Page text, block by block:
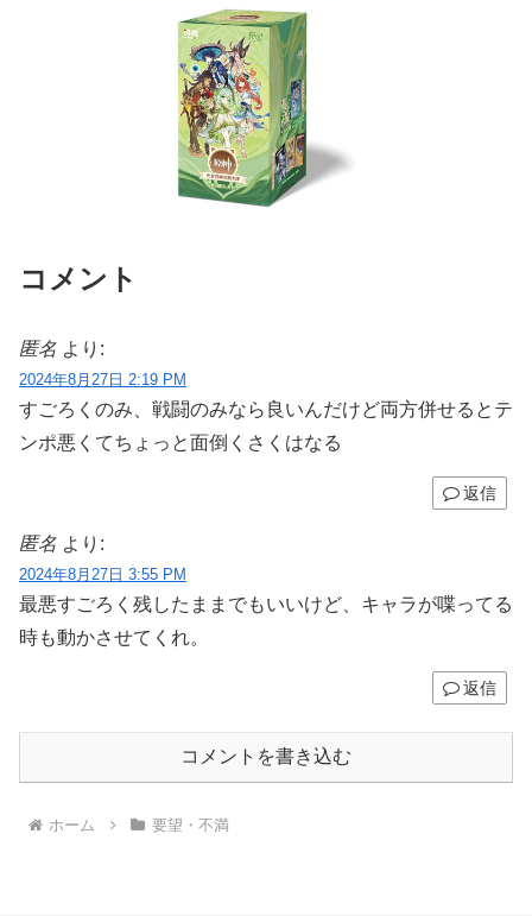
コメント
匿名 より:
2024年8月27日 2:19 PM
すごろくのみ、戦闘のみなら良いんだけど両方併せるとテ
ンポ悪くてちょっと面倒くさくはなる
返信
匿名 より:
2024年8月27日 3:55 PM
最悪すごろく残したままでもいいけど、キャラが喋ってる
時も動かさせてくれ。
返信
コメントを書き込む
ホーム 要望・不満